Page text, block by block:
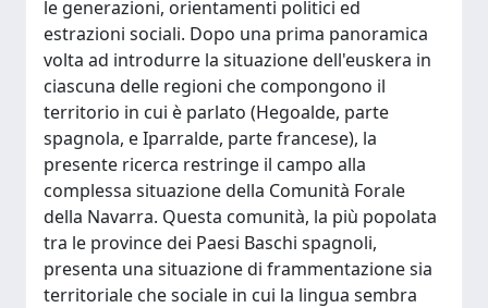
le generazioni, orientamenti politici ed
estrazioni sociali. Dopo una prima panoramica
volta ad introdurre la situazione dell'euskera in
ciascuna delle regioni che compongono il
territorio in cui è parlato (Hegoalde, parte
spagnola, e Iparralde, parte francese), la
presente ricerca restringe il campo alla
complessa situazione della Comunità Forale
della Navarra. Questa comunità, la più popolata
tra le province dei Paesi Baschi spagnoli,
presenta una situazione di frammentazione sia
territoriale che sociale in cui la lingua sembra